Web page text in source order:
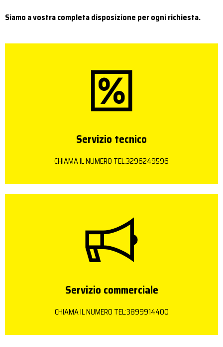
Siamo a vostra completa disposizione per ogni richiesta.
Servizio tecnico
CHIAMA IL NUMERO TEL:3296249596
Servizio commerciale
CHIAMA IL NUMERO TEL:3899914400